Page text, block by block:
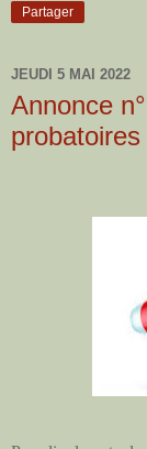
Partager
JEUDI 5 MAI 2022
Annonce